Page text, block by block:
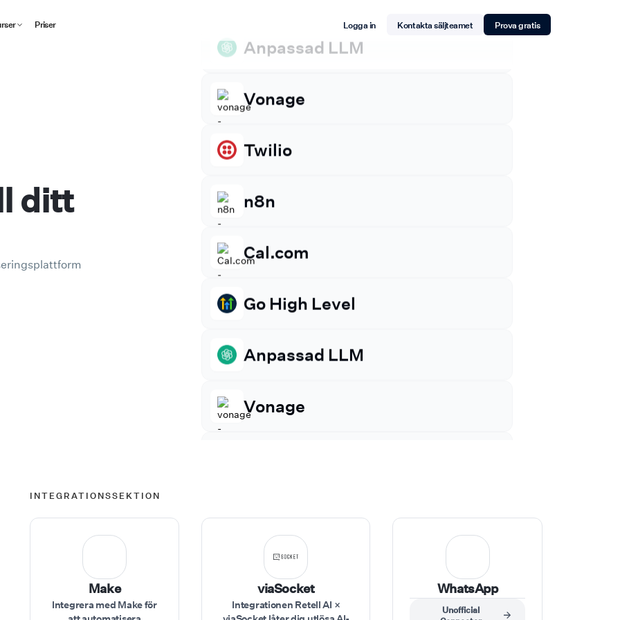
Priser Logga in Kontakta säljteamet Prova gratis
ditt
Anpassad LLM
Vonage
Cal.com
Go High Level
Anpassad LLM
Vonage
n8n
Cal.com
INTEGRATIONSSEKTION
Make
Integrera med Make för
viaSocket
Integrationen Retell AI ×
WhatsApp
Unofficial